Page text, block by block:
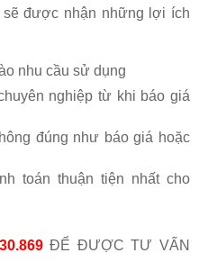
được nhận những lợi ích
nhu cầu sử dụng
nghiệp từ khi báo giá
đúng như báo giá hoặc
toán thuận tiện nhất cho
ĐỂ ĐƯỢC TƯ VẤN